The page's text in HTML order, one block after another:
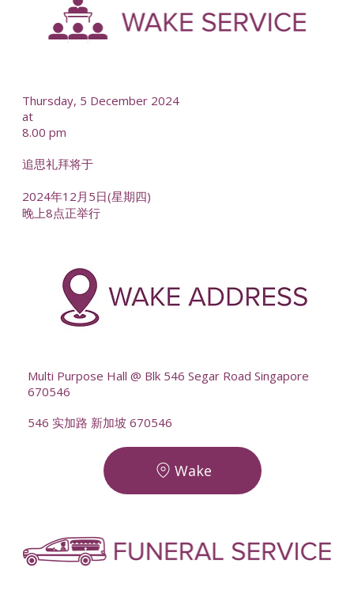
Thursday, 5 December 2024
at
8.00 pm
追思礼拜将于
2024年12月5日(星期四)
晚上8点正举行
Multi Purpose Hall @ Blk 546 Segar Road Singapore
670546
546 实加路 新加坡 670546
Wake